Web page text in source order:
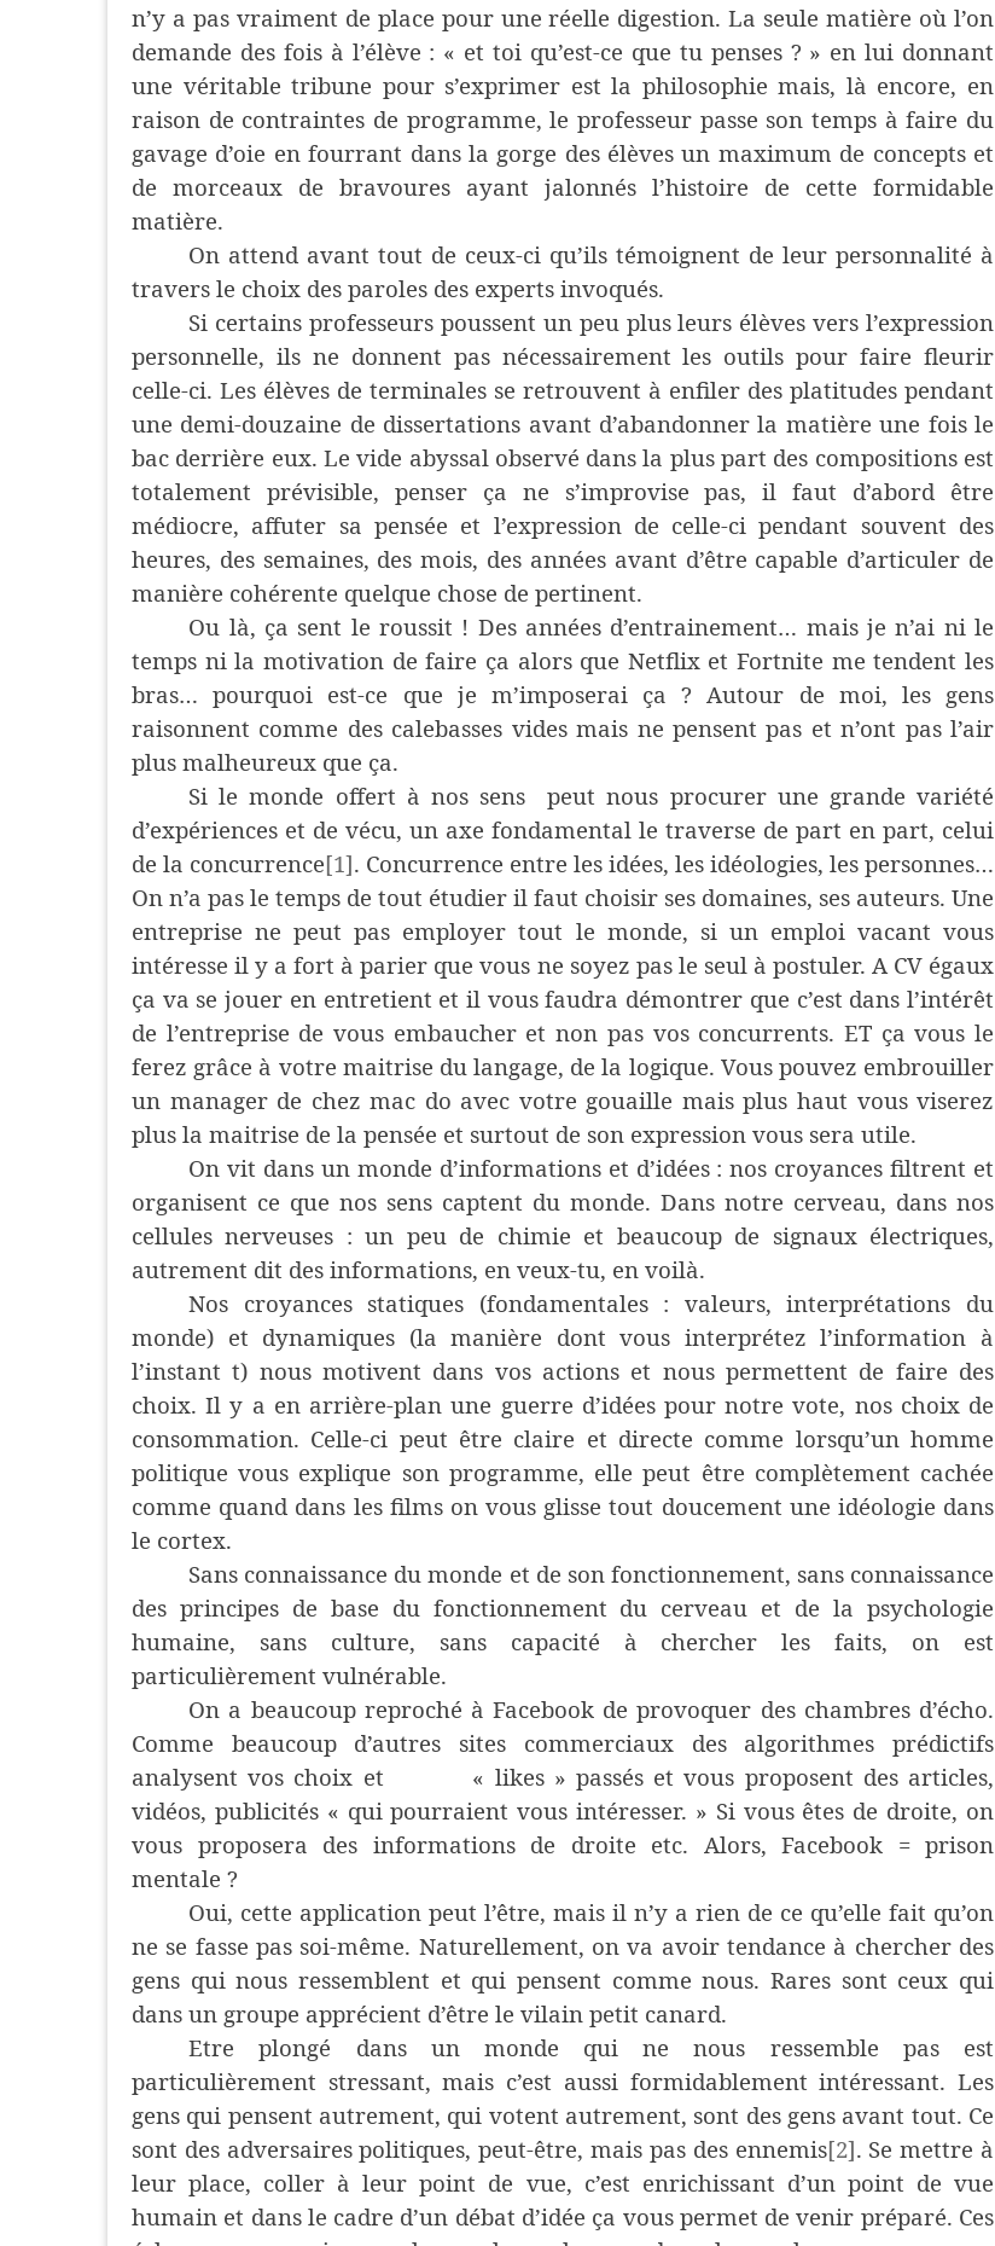
n’y a pas vraiment de place pour une réelle digestion. La seule matière où l’on
demande des fois à l’élève : « et toi qu’est-ce que tu penses ? » en lui donnant
une véritable tribune pour s’exprimer est la philosophie mais, là encore, en
raison de contraintes de programme, le professeur passe son temps à faire du
gavage d’oie en fourrant dans la gorge des élèves un maximum de concepts et
de morceaux de bravoures ayant jalonnés l’histoire de cette formidable
matière.
On attend avant tout de ceux-ci qu’ils témoignent de leur personnalité à
travers le choix des paroles des experts invoqués.
Si certains professeurs poussent un peu plus leurs élèves vers l’expression
personnelle, ils ne donnent pas nécessairement les outils pour faire fleurir
celle-ci. Les élèves de terminales se retrouvent à enfiler des platitudes pendant
une demi-douzaine de dissertations avant d’abandonner la matière une fois le
bac derrière eux. Le vide abyssal observé dans la plus part des compositions est
totalement prévisible, penser ça ne s’improvise pas, il faut d’abord être
médiocre, affuter sa pensée et l’expression de celle-ci pendant souvent des
heures, des semaines, des mois, des années avant d’être capable d’articuler de
manière cohérente quelque chose de pertinent.
Ou là, ça sent le roussit ! Des années d’entrainement… mais je n’ai ni le
temps ni la motivation de faire ça alors que Netflix et Fortnite me tendent les
bras… pourquoi est-ce que je m’imposerai ça ? Autour de moi, les gens
raisonnent comme des calebasses vides mais ne pensent pas et n’ont pas l’air
plus malheureux que ça.
Si le monde offert à nos sens
peut nous procurer une grande variété
d’expériences et de vécu, un axe fondamental le traverse de part en part, celui
de la concurrence[1]. Concurrence entre les idées, les idéologies, les personnes…
On n’a pas le temps de tout étudier il faut choisir ses domaines, ses auteurs. Une
entreprise ne peut pas employer tout le monde, si un emploi vacant vous
intéresse il y a fort à parier que vous ne soyez pas le seul à postuler. A CV égaux
ça va se jouer en entretient et il vous faudra démontrer que c’est dans l’intérêt
de l’entreprise de vous embaucher et non pas vos concurrents. ET ça vous le
ferez grâce à votre maitrise du langage, de la logique. Vous pouvez embrouiller
un manager de chez mac do avec votre gouaille mais plus haut vous viserez
plus la maitrise de la pensée et surtout de son expression vous sera utile.
On vit dans un monde d’informations et d’idées : nos croyances filtrent et
organisent ce que nos sens captent du monde. Dans notre cerveau, dans nos
cellules nerveuses : un peu de chimie et beaucoup de signaux électriques,
autrement dit des informations, en veux-tu, en voilà.
Nos croyances statiques (fondamentales : valeurs, interprétations du
monde) et dynamiques (la manière dont vous interprétez l’information à
l’instant t) nous motivent dans vos actions et nous permettent de faire des
choix. Il y a en arrière-plan une guerre d’idées pour notre vote, nos choix de
consommation. Celle-ci peut être claire et directe comme lorsqu’un homme
politique vous explique son programme, elle peut être complètement cachée
comme quand dans les films on vous glisse tout doucement une idéologie dans
le cortex.
Sans connaissance du monde et de son fonctionnement, sans connaissance
des principes de base du fonctionnement du cerveau et de la psychologie
humaine, sans culture, sans capacité à chercher les faits, on est
particulièrement vulnérable.
On a beaucoup reproché à Facebook de provoquer des chambres d’écho.
Comme beaucoup d’autres sites commerciaux des algorithmes prédictifs
analysent vos choix et
« likes » passés et vous proposent des articles,
vidéos, publicités « qui pourraient vous intéresser. » Si vous êtes de droite, on
vous proposera des informations de droite etc. Alors, Facebook = prison
mentale ?
Oui, cette application peut l’être, mais il n’y a rien de ce qu’elle fait qu’on
ne se fasse pas soi-même. Naturellement, on va avoir tendance à chercher des
gens qui nous ressemblent et qui pensent comme nous. Rares sont ceux qui
dans un groupe apprécient d’être le vilain petit canard.
Etre plongé dans un monde qui ne nous ressemble pas est
particulièrement stressant, mais c’est aussi formidablement intéressant. Les
gens qui pensent autrement, qui votent autrement, sont des gens avant tout. Ce
sont des adversaires politiques, peut-être, mais pas des ennemis[2]. Se mettre à
leur place, coller à leur point de vue, c’est enrichissant d’un point de vue
humain et dans le cadre d’un débat d’idée ça vous permet de venir préparé. Ces